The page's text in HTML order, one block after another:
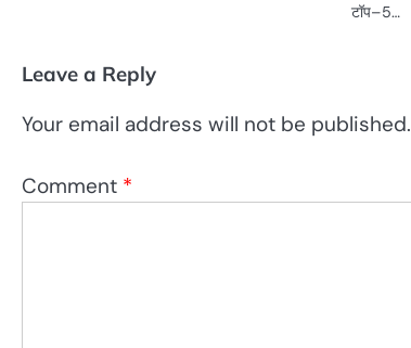
टॉप–5…
Leave a Reply
Your email address will not be published.
Comment *